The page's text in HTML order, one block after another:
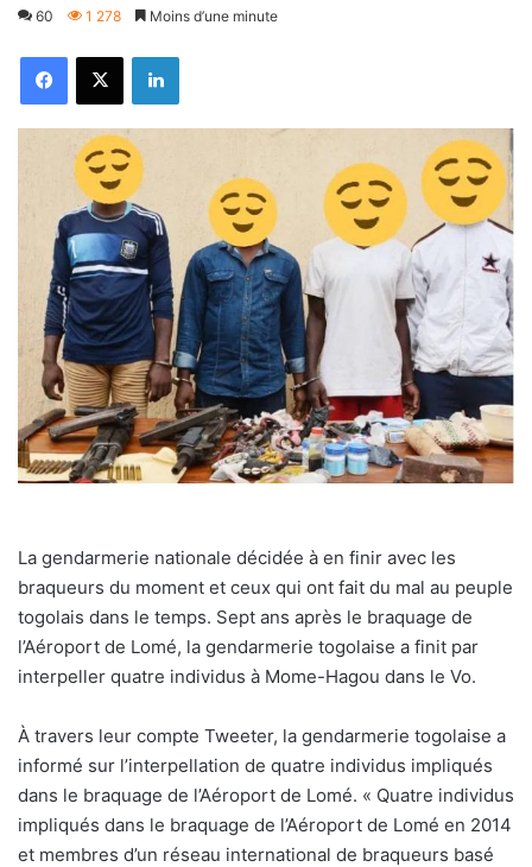
60 1 278 Moins d’une minute
FacebookX Linkedin
La gendarmerie nationale décidée à en finir avec les
braqueurs du moment et ceux qui ont fait du mal au peuple
togolais dans le temps. Sept ans après le braquage de
l’Aéroport de Lomé, la gendarmerie togolaise a finit par
interpeller quatre individus à Mome-Hagou dans le Vo.
À travers leur compte Tweeter, la gendarmerie togolaise a
informé sur l’interpellation de quatre individus impliqués
dans le braquage de l’Aéroport de Lomé. « Quatre individus
impliqués dans le braquage de l’Aéroport de Lomé en 2014
et membres d’un réseau international de braqueurs basé